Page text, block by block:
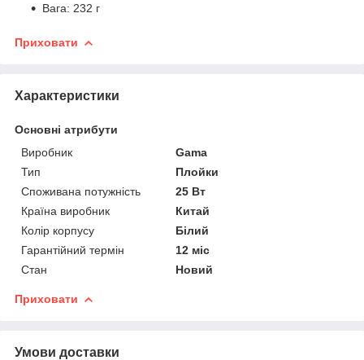
Вага: 232 г
Приховати
Характеристики
Основні атрибути
Виробник
Gama
Тип
Плойки
Споживана потужність
25 Вт
Країна виробник
Китай
Колір корпусу
Білий
Гарантійний термін
12 міс
Стан
Новий
Приховати
Умови доставки